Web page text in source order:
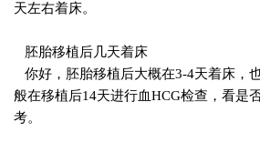
天左右着床。
胚胎移植后几天着床
你好，胚胎移植后大概在3-4天着床，
般在移植后14天进行血HCG检查，看是
考。